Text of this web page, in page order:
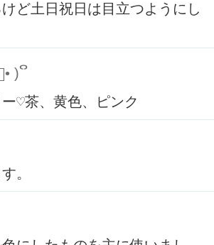
ど土日祝日は目立つようにし
)ິ
♡茶、黄色、ピンク
。